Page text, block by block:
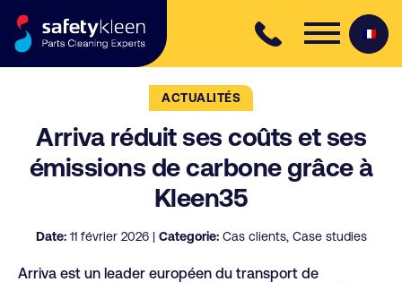
ACTUALITÉS
Arriva réduit ses coûts et ses
émissions de carbone grâce à
Kleen35
Date:11 février 2026 | Categorie:Cas clients, Case studies
Arriva est un leader européen du transport de